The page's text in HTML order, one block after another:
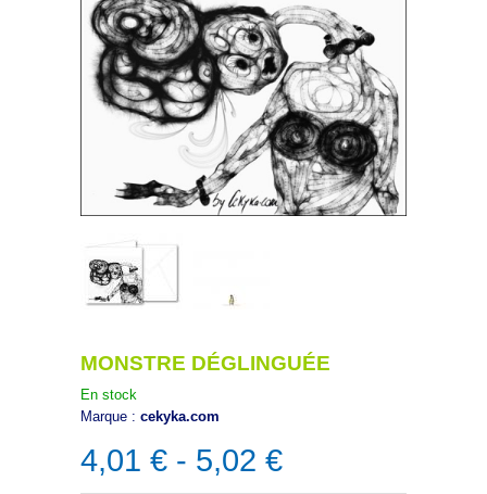
MONSTRE DÉGLINGUÉE
En stock
Marque : cekyka.com
4,01 € - 5,02 €